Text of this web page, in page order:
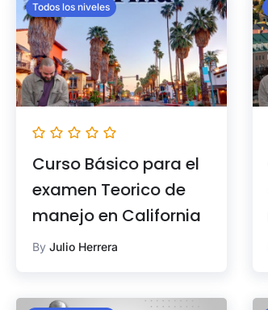
Todos los niveles
Curso Básico para el
examen Teorico de
manejo en California
By Julio Herrera